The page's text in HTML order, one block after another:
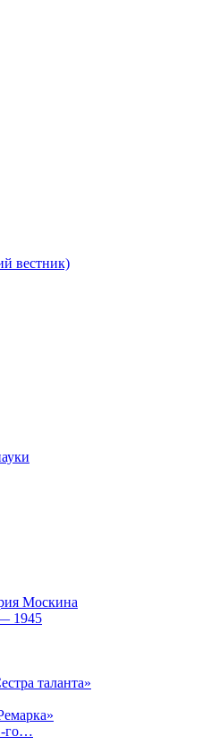
вестник)
Москина
1945
таланта»
го…